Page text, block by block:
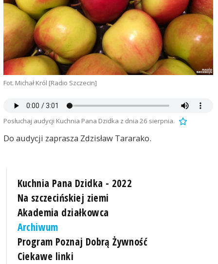
Fot. Michał Król [Radio Szczecin]
Posłuchaj audycji Kuchnia Pana Dzidka z dnia 26 sierpnia.
Do audycji zaprasza Zdzisław Tararako.
Kuchnia Pana Dzidka - 2022
Na szczecińskiej ziemi
Akademia działkowca
Archiwum
Program Poznaj Dobrą Żywność
Ciekawe linki